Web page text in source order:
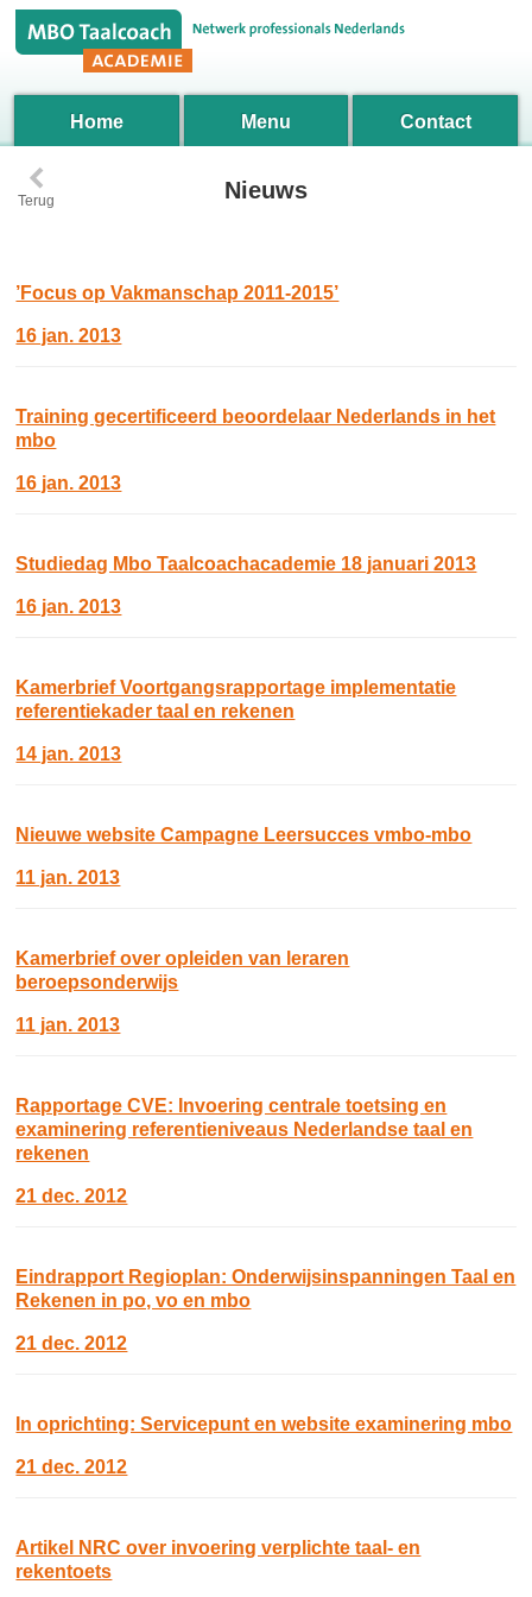
Home Menu Contact
‹
Terug Nieuws
’Focus op Vakmanschap 2011-2015’
16 jan. 2013
Training gecertificeerd beoordelaar Nederlands in het
mbo
16 jan. 2013
Studiedag Mbo Taalcoachacademie 18 januari 2013
16 jan. 2013
Kamerbrief Voortgangsrapportage implementatie
referentiekader taal en rekenen
14 jan. 2013
Nieuwe website Campagne Leersucces vmbo-mbo
11 jan. 2013
Kamerbrief over opleiden van leraren
beroepsonderwijs
11 jan. 2013
Rapportage CVE: Invoering centrale toetsing en
examinering referentieniveaus Nederlandse taal en
rekenen
21 dec. 2012
Eindrapport Regioplan: Onderwijsinspanningen Taal en
Rekenen in po, vo en mbo
21 dec. 2012
In oprichting: Servicepunt en website examinering mbo
21 dec. 2012
Artikel NRC over invoering verplichte taal- en
rekentoets